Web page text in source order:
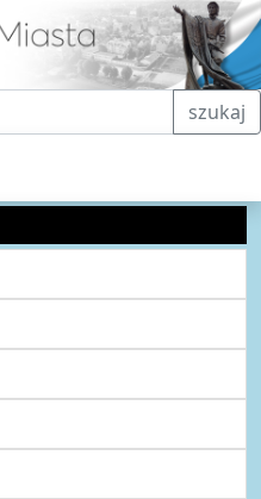
szukaj